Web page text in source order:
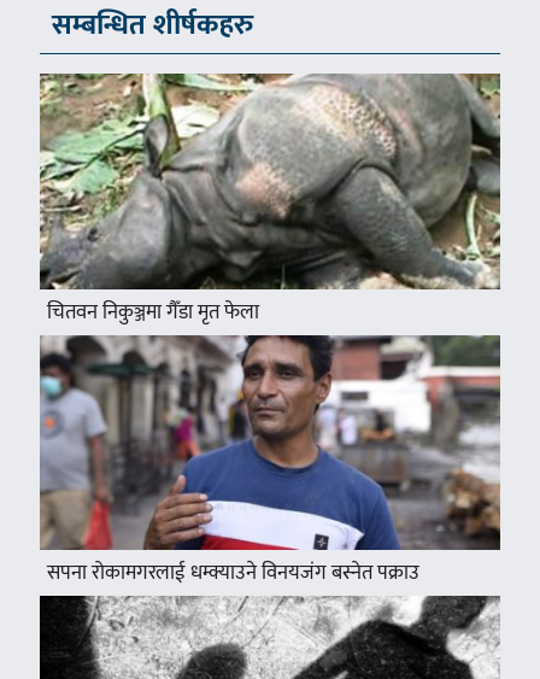
सम्बन्धित शीर्षकहरु
चितवन निकुञ्जमा गैँडा मृत फेला
सपना रोकामगरलाई धम्क्याउने विनयजंग बस्नेत पक्राउ